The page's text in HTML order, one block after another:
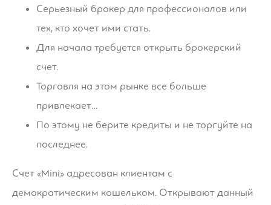
Серьезный брокер для профессионалов или
тех, кто хочет ими стать.
Для начала требуется открыть брокерский
счет.
Торговля на этом рынке все больше
привлекает…
По этому не берите кредиты и не торгуйте на
последнее.
Счет «Mini» адресован клиентам с
демократическим кошельком. Открывают данный